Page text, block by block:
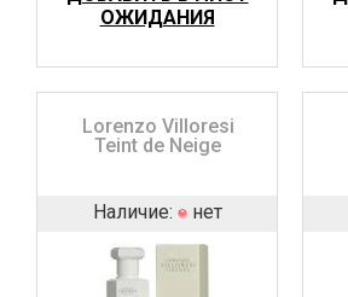
ОЖИДАНИЯ
Lorenzo Villoresi
Teint de Neige
Наличие: нет